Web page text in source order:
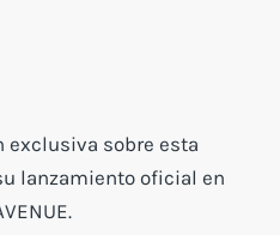
exclusiva sobre esta
lanzamiento oficial en